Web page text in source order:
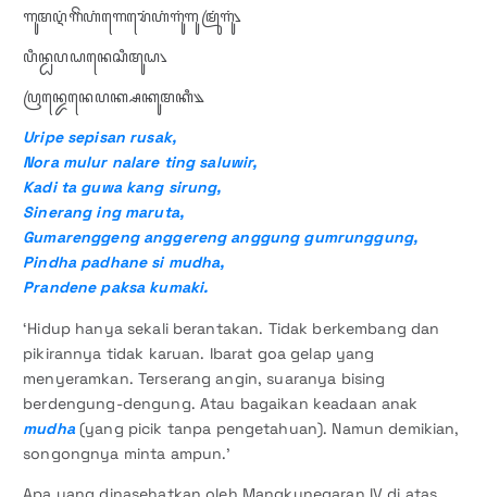
ꦒꦸꦩꦉꦁ​ꦒꦼꦁ​ꦲꦁ​ꦒꦺꦫꦺꦁ​ꦲꦁ​ꦒꦸꦁ​ꦒꦸꦩꦿꦸꦁ​ꦒꦸꦁ​꧈
​ꦥꦶꦤ꧀ꦝ​ꦥꦝꦤꦺ​ꦱꦶ​ꦩꦸꦝ꧈
​ꦥꦿꦤ꧀ꦢꦺꦤꦺ​ꦥꦏ꧀ꦱ​ꦏꦸꦩꦏꦶ꧉​​
Uripe sepisan rusak,
Nora mulur nalare ting saluwir,
Kadi ta guwa kang sirung,
Sinerang ing maruta,
Gumarenggeng anggereng anggung gumrunggung,
Pindha padhane si mudha,
Prandene paksa kumaki.
‘Hidup hanya sekali berantakan. Tidak berkembang dan
pikirannya tidak karuan. Ibarat goa gelap yang
menyeramkan. Terserang angin, suaranya bising
berdengung-dengung. Atau bagaikan keadaan anak
mudha (yang picik tanpa pengetahuan). Namun demikian,
songongnya minta ampun.’